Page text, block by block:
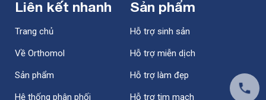
Liên kết nhanh
Trang chủ
Về Orthomol
Sản phẩm
Hệ thống phân phối
Sản phẩm
Hỗ trợ sinh sản
Hỗ trợ miễn dịch
Hỗ trợ làm đẹp
Hỗ trợ tim mạch